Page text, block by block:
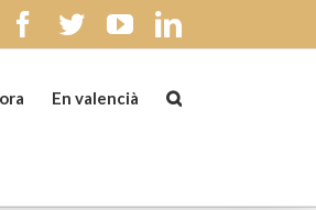
facebook
twitteryoutubelinkedin
En valencià